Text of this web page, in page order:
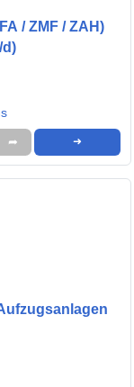
/ ZMF / ZAH)
d)
➦ ➜